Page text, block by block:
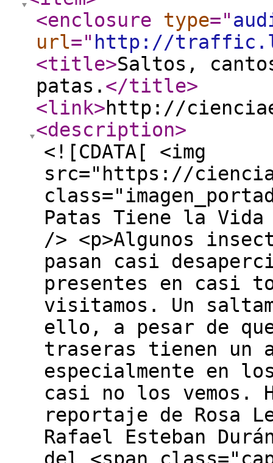
<enclosure
type="
url=" http://
<title>Saltos,
patas. </title>
<link>http://
<description>
<![CDATA[ <img
src="https://
Patas Tiene la
/> <p>Algunos
pasan casi
presentes en casi
visitamos. Un
ello, a pesar de
traseras tienen un
especialmente en
casi no los vemos.
reportaje de Rosa
Rafael Esteban